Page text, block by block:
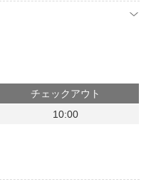
チェックアウト
10:00